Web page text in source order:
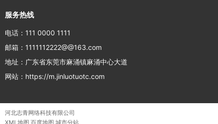
服务热线
电话：111 0000 1111
邮箱：1111112222@@163.com
地址：广东省东莞市麻涌镇麻涌中心大道
网站：https://m.jinluotuotc.com
河北志青网络科技有限公司
XML地图 百度地图 城市分站